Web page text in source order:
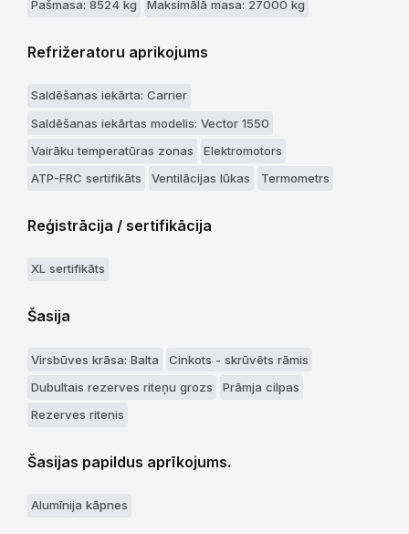
Pašmasa: 8524 kg
Maksimālā masa: 27000 kg
Refrižeratoru aprikojums
Saldēšanas iekārta: Carrier
Saldēšanas iekārtas modelis: Vector 1550
Vairāku temperatūras zonas
Elektromotors
ATP-FRC sertifikāts
Ventilācijas lūkas Termometrs
Reģistrācija / sertifikācija
XL sertifikāts
Šasija
Virsbūves krāsa: Balta
Cinkots - skrūvēts rāmis
Dubultais rezerves riteņu grozs
Prāmja cilpas
Rezerves ritenis
Šasijas papildus aprīkojums.
Alumīnija kāpnes